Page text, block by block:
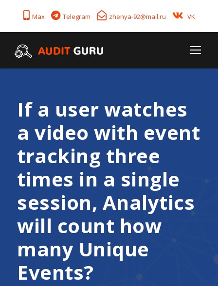
Max Telegram zhenya-92@mail.ru VK
If a user watches
a video with event
tracking three
times in a single
session, Analytics
will count how
many Unique
Events?